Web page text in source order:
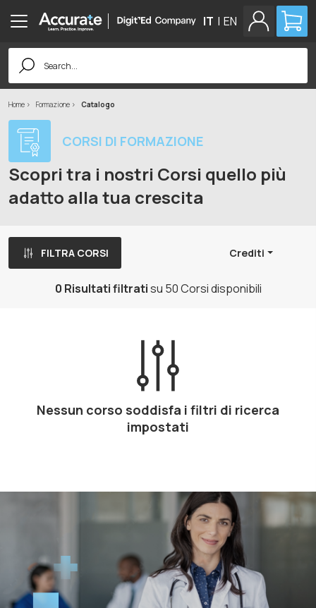
IT | EN
Search
for:
Home Formazione Catalogo
CORSI DI FORMAZIONE
Scopri tra i nostri Corsi quello più
adatto alla tua crescita
FILTRA CORSI Crediti
0 Risultati filtratisu 50 Corsi disponibili
Nessun corso soddisfa i filtri di ricerca
impostati